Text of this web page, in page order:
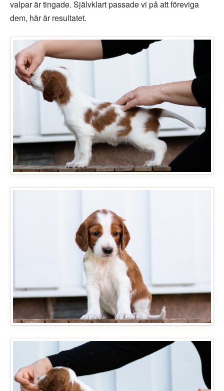
valpar är tingade. Självklart passade vi på att föreviga
dem, här är resultatet.